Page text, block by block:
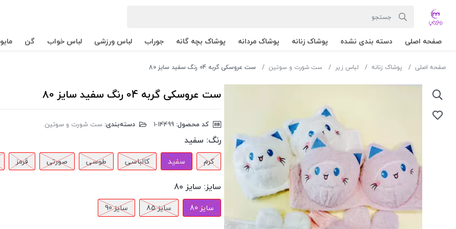
صفحه اصلی دسته بندی نشده پوشاک زنانه پوشاک مردانه پوشاک بچه گانه جوراب لباس ورزشی لباس خواب گن مایو
صفحه اصلی پوشاک زنانه لباس زیر ست شورت و سوتین ست عروسکی گربه 04 رنگ سفید سایز 80
ست عروسکی گربه 04 رنگ سفید سایز 80
کد محصول: دسته‌بندی: ست شورت و سوتین
رنگ: سفید
کرم سفید کالباسی طوسی صورتی قرمز
سایز: سایز 80
سایز 80 سایز 85 سایز 90